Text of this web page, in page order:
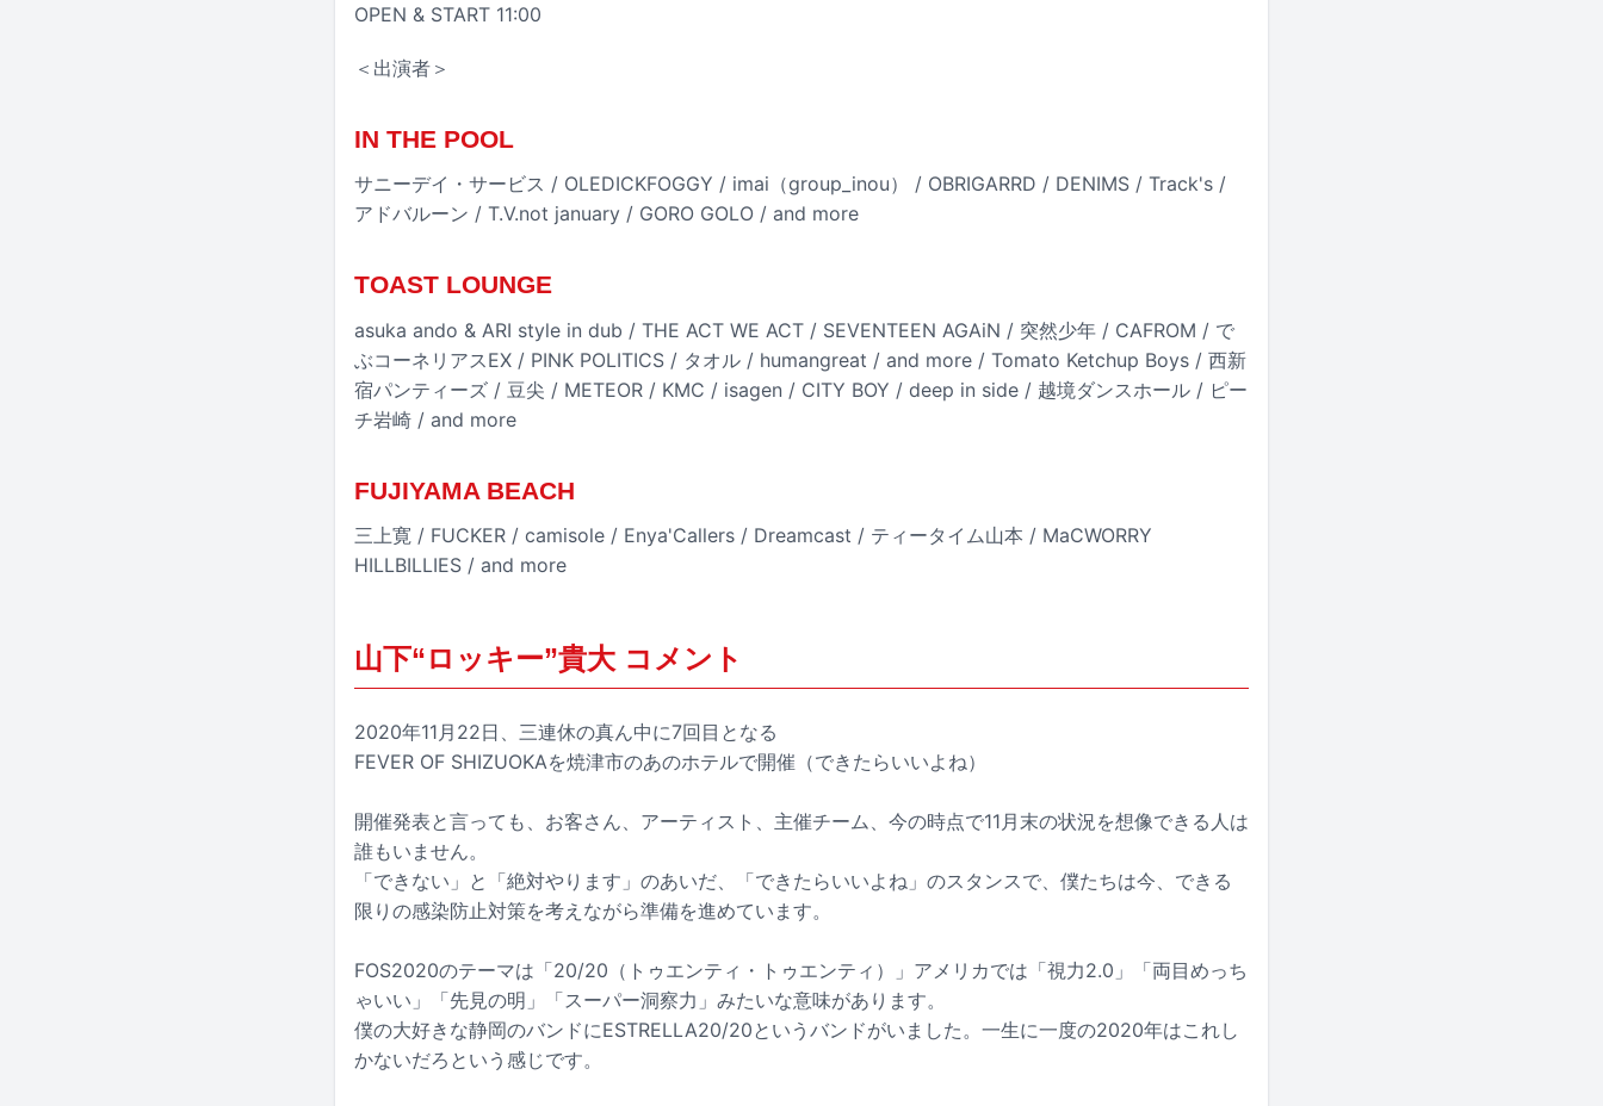
OPEN & START 11:00
＜出演者＞
IN THE POOL
サニーデイ・サービス / OLEDICKFOGGY / imai（group_inou） / OBRIGARRD / DENIMS / Track's /
アドバルーン / T.V.not january / GORO GOLO / and more
TOAST LOUNGE
asuka ando & ARI style in dub / THE ACT WE ACT / SEVENTEEN AGAiN / 突然少年 / CAFROM / で
ぶコーネリアスEX / PINK POLITICS / タオル / humangreat / and more / Tomato Ketchup Boys / 西新
宿パンティーズ / 豆尖 / METEOR / KMC / isagen / CITY BOY / deep in side / 越境ダンスホール / ピー
チ岩崎 / and more
FUJIYAMA BEACH
三上寛 / FUCKER / camisole / Enya'Callers / Dreamcast / ティータイム山本 / MaCWORRY
HILLBILLIES / and more
山下“ロッキー”貴大 コメント
2020年11月22日、三連休の真ん中に7回目となる
FEVER OF SHIZUOKAを焼津市のあのホテルで開催（できたらいいよね）
開催発表と言っても、お客さん、アーティスト、主催チーム、今の時点で11月末の状況を想像できる人は
誰もいません。
「できない」と「絶対やります」のあいだ、「できたらいいよね」のスタンスで、僕たちは今、できる
限りの感染防止対策を考えながら準備を進めています。
FOS2020のテーマは「20/20（トゥエンティ・トゥエンティ）」アメリカでは「視力2.0」「両目めっち
ゃいい」「先見の明」「スーパー洞察力」みたいな意味があります。
僕の大好きな静岡のバンドにESTRELLA20/20というバンドがいました。一生に一度の2020年はこれし
かないだろという感じです。